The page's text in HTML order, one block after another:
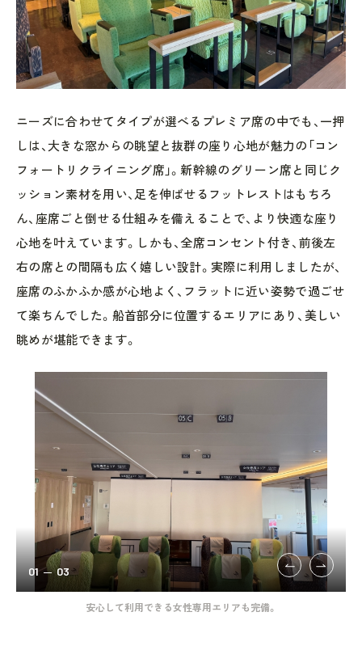
ニーズに合わせてタイプが選べるプレミア席の中でも、一押
しは、大きな窓からの眺望と抜群の座り心地が魅力の「コン
フォートリクライニング席」。新幹線のグリーン席と同じク
ッション素材を用い、足を伸ばせるフットレストはもちろ
ん、座席ごと倒せる仕組みを備えることで、より快適な座り
心地を叶えています。しかも、全席コンセント付き、前後左
右の席との間隔も広く嬉しい設計。実際に利用しましたが、
座席のふかふか感が心地よく、フラットに近い姿勢で過ごせ
て楽ちんでした。船首部分に位置するエリアにあり、美しい
眺めが堪能できます。
安心して利用できる女性専用エリアも完備。
01 03